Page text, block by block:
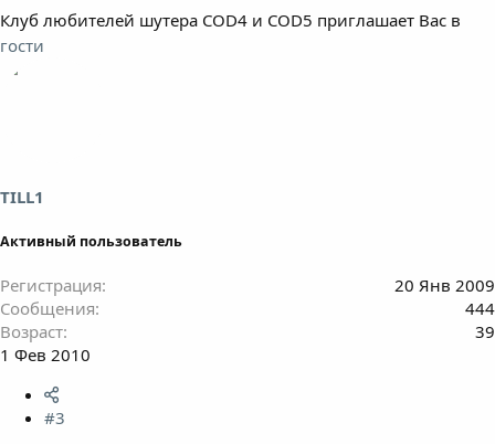
Клуб любителей шутера COD4 и COD5 приглашает Вас в
гости
TILL1
Активный пользователь
Регистрация
20 Янв 2009
Сообщения
444
Возраст
39
1 Фев 2010
#3